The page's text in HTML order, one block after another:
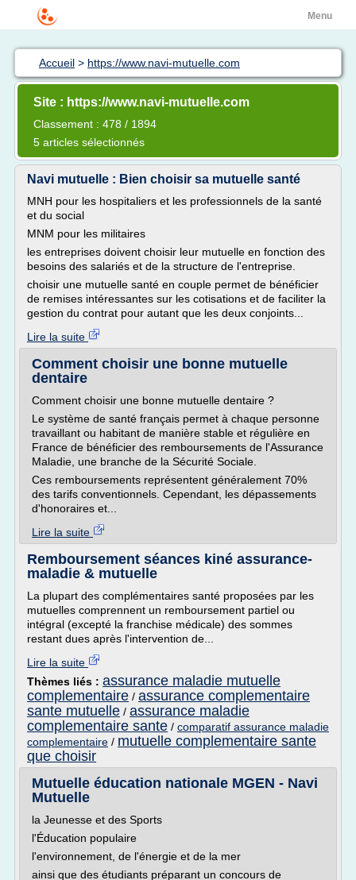
Menu
Accueil > https://www.navi-mutuelle.com
Site : https://www.navi-mutuelle.com
Classement : 478 / 1894
5 articles sélectionnés
Navi mutuelle : Bien choisir sa mutuelle santé
MNH pour les hospitaliers et les professionnels de la santé
et du social
MNM pour les militaires
les entreprises doivent choisir leur mutuelle en fonction des
besoins des salariés et de la structure de l'entreprise.
choisir une mutuelle santé en couple permet de bénéficier
de remises intéressantes sur les cotisations et de faciliter la
gestion du contrat pour autant que les deux conjoints...
Lire la suite
Comment choisir une bonne mutuelle
dentaire
Comment choisir une bonne mutuelle dentaire ?
Le système de santé français permet à chaque personne
travaillant ou habitant de manière stable et régulière en
France de bénéficier des remboursements de l'Assurance
Maladie, une branche de la Sécurité Sociale.
Ces remboursements représentent généralement 70%
des tarifs conventionnels. Cependant, les dépassements
d'honoraires et...
Lire la suite
Remboursement séances kiné assurance-
maladie & mutuelle
La plupart des complémentaires santé proposées par les
mutuelles comprennent un remboursement partiel ou
intégral (excepté la franchise médicale) des sommes
restant dues après l'intervention de...
Lire la suite
Thèmes liés : assurance maladie mutuelle
complementaire / assurance complementaire
sante mutuelle / assurance maladie
complementaire sante / comparatif assurance maladie
complementaire / mutuelle complementaire sante
que choisir
Mutuelle éducation nationale MGEN - Navi
Mutuelle
la Jeunesse et des Sports
l'Éducation populaire
l'environnement, de l'énergie et de la mer
ainsi que des étudiants préparant un concours de